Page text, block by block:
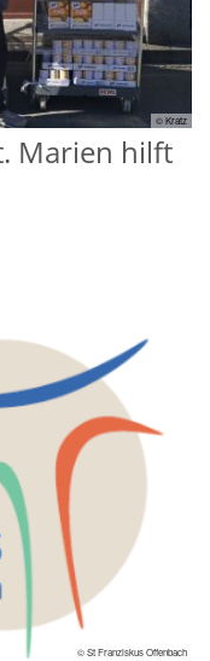
© Kratz
Marien hilft
© St Franziskus Offenbach